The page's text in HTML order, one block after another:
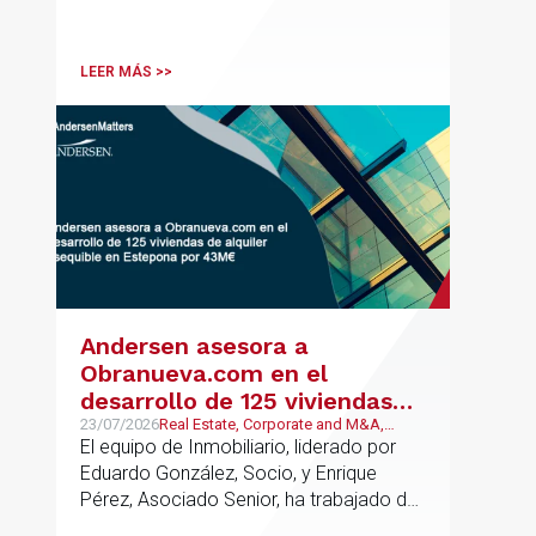
profesionales clave del sector.
LEER MÁS >>
Andersen asesora a
Obranueva.com en el
desarrollo de 125 viviendas
de alquiler asequible en
Estepona por 43M€
23/07/2026Real Estate, Corporate and M&A,
Público y Regulatorio
El equipo de Inmobiliario, liderado por
Eduardo González, Socio, y Enrique
Pérez, Asociado Senior, ha trabajado de